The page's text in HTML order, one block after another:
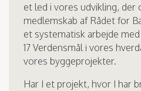
et led i vores udvikling, der
medlemskab af Rådet for
et systematisk arbejde
17 Verdensmål i vores
vores byggeprojekter.
Har I et projekt, hvor I har